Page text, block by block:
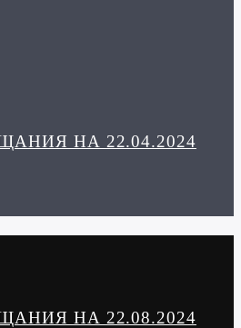
НА 22.04.2024
НА 22.08.2024